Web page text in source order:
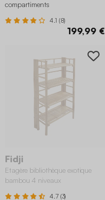
compartiments
4.1 (8)
199,99 €
Fidji
Etagère bibliothèque exotique
bambou 4 niveaux
4.7 (3)